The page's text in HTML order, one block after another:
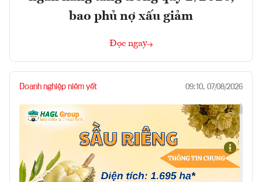
bao phủ nợ xấu giảm
Đọc ngay
Doanh nghiệp niêm yết 09:10, 07/08/2026